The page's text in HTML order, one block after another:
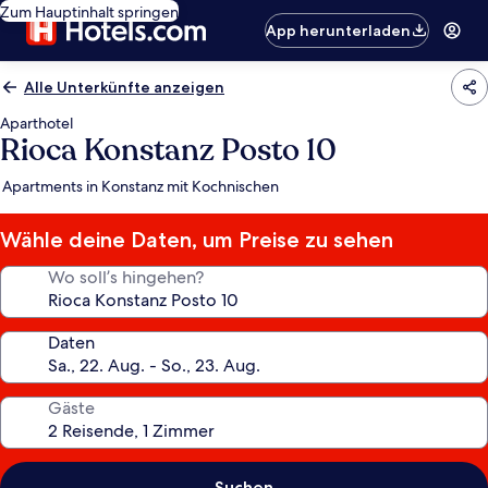
Zum Hauptinhalt springen
App herunterladen
Alle Unterkünfte anzeigen
Aparthotel
Rioca Konstanz Posto 10
Apartments in Konstanz mit Kochnischen
Wähle deine Daten, um Preise zu sehen
Wo soll’s hingehen?
Daten
Gäste